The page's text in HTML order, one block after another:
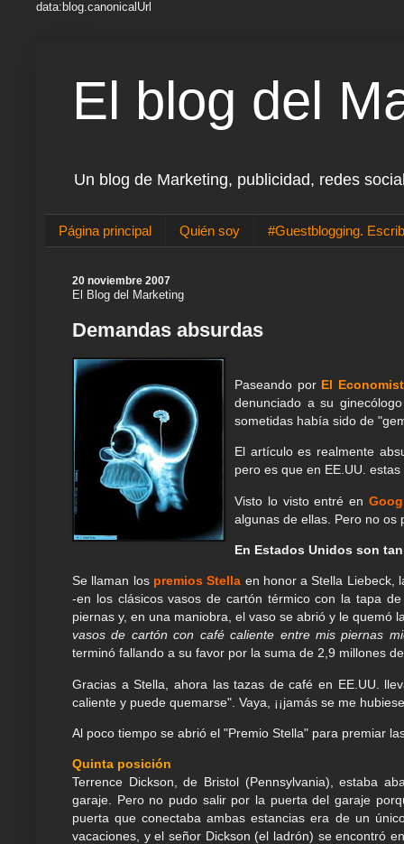
data:blog.canonicalUrl
El blog del
Un blog de Marketing, publicidad, redes
Página principal Quién soy #Guestblogging.
20 noviembre 2007
El Blog del Marketing
Demandas absurdas
Paseando por El
denunciado a su
sometidas había sido de
El artículo es realmente
pero es que en EE.UU.
Visto lo visto entré en
algunas de ellas. Pero no os
En Estados Unidos son
Se llaman los premios Stella en honor a Stella Liebeck,
-en los clásicos vasos de cartón térmico con la tapa
piernas y, en una maniobra, el vaso se abrió y le quemó
vasos de cartón con café caliente entre mis piernas
terminó fallando a su favor por la suma de 2,9 millones
Gracias a Stella, ahora las tazas de café en EE.UU.
caliente y puede quemarse". Vaya, ¡¡jamás se me
Al poco tiempo se abrió el "Premio Stella" para premiar
Quinta posición
Terrence Dickson, de Bristol (Pennsylvania), estaba
garaje. Pero no pudo salir por la puerta del garaje
puerta que conectaba ambas estancias era de un
vacaciones, y el señor Dickson (el ladrón) se encontró